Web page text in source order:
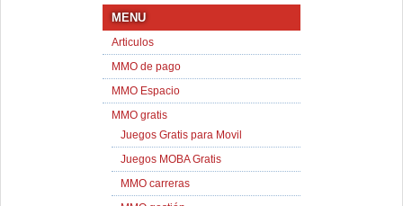
MENU
Articulos
MMO de pago
MMO Espacio
MMO gratis
Juegos Gratis para Movil
Juegos MOBA Gratis
MMO carreras